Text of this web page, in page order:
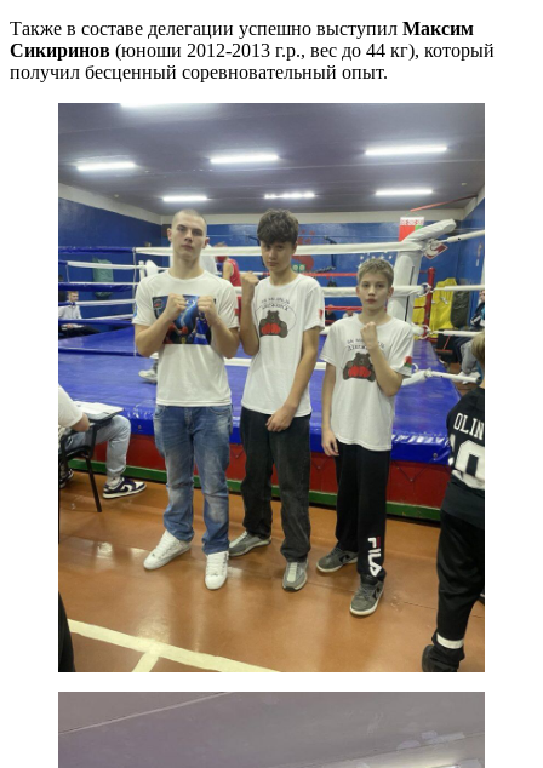
Также в составе делегации успешно выступил Максим
Сикиринов (юноши 2012-2013 г.р., вес до 44 кг), который
получил бесценный соревновательный опыт.